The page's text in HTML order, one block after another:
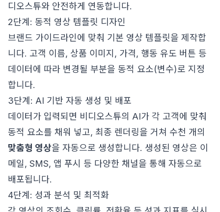
디오스튜와 안전하게 연동합니다.
2단계: 동적 영상 템플릿 디자인
브랜드 가이드라인에 맞춰 기본 영상 템플릿을 제작합
니다. 고객 이름, 상품 이미지, 가격, 행동 유도 버튼 등
데이터에 따라 변경될 부분을 동적 요소(변수)로 지정
합니다.
3단계: AI 기반 자동 생성 및 배포
데이터가 입력되면 비디오스튜의 AI가 각 고객에 맞춰
동적 요소를 채워 넣고, 최종 렌더링을 거쳐 수천 개의
맞춤형 영상을 자동으로 생성합니다. 생성된 영상은 이
메일, SMS, 앱 푸시 등 다양한 채널을 통해 자동으로
배포됩니다.
4단계: 성과 분석 및 최적화